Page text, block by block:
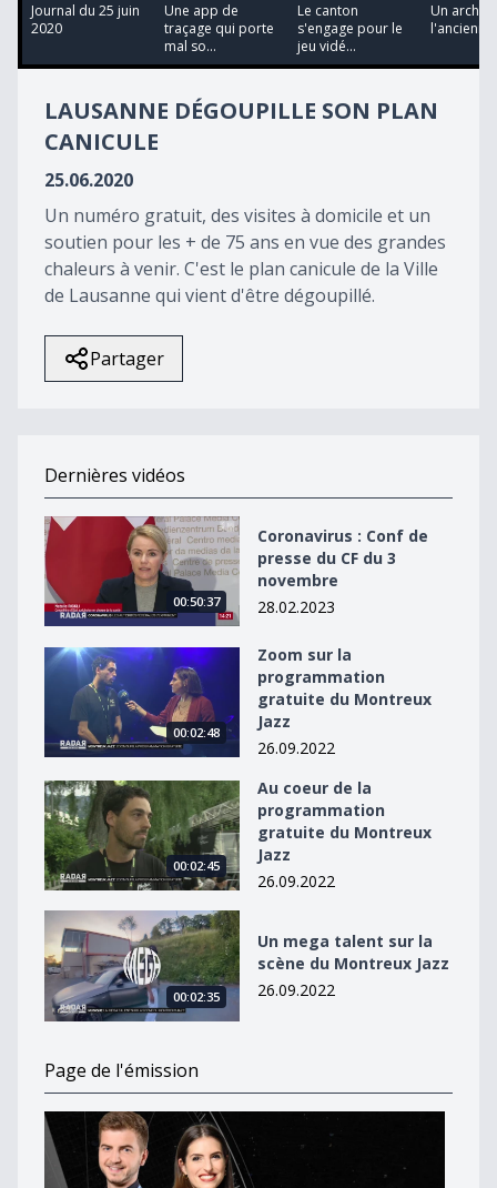
12
minutes,
seconds
Journal du 25 juin
2020
Une app de
traçage qui porte
mal so...
Le canton
s'engage pour le
jeu vidé...
Un archer
l'ancienne
LAUSANNE DÉGOUPILLE SON PLAN
CANICULE
25.06.2020
Un numéro gratuit, des visites à domicile et un
soutien pour les + de 75 ans en vue des grandes
chaleurs à venir. C'est le plan canicule de la Ville
de Lausanne qui vient d'être dégoupillé.
Partager
Dernières vidéos
Coronavirus : Conf de presse du CF du 3 novembre
00:50:37
Coronavirus : Conf de
presse du CF du 3
novembre
28.02.2023
Zoom sur la programmation gratuite du Montreux
00:02:48
Zoom sur la
programmation
gratuite du Montreux
Jazz
26.09.2022
Au coeur de la programmation gratuite du Montreux
00:02:45
Au coeur de la
programmation
gratuite du Montreux
Jazz
26.09.2022
Un mega talent sur la scène du Montreux Jazz
00:02:35
Un mega talent sur la
scène du Montreux Jazz
26.09.2022
Page de l'émission